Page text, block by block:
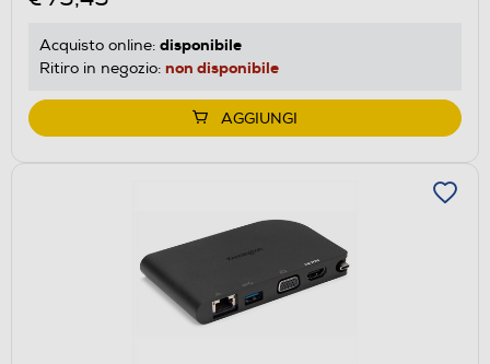
Acquisto online: disponibile
Ritiro in negozio: non disponibile
AGGIUNGI